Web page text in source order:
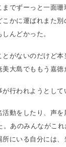
でずーっと一面
かに運ばれまた
んどかった。
がないのだけど
大島でももう嘉徳
行われようとして
動をしたり、声
あのみんながこ
にいる自分には